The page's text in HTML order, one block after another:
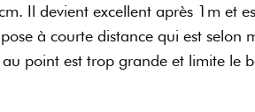
Il devient excellent après 1m et
à courte distance qui est selon
point est trop grande et limite le